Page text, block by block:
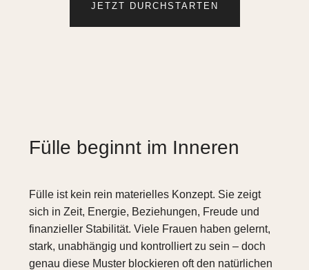
JETZT DURCHSTARTEN
Fülle beginnt im Inneren
Fülle ist kein rein materielles Konzept. Sie zeigt
sich in Zeit, Energie, Beziehungen, Freude und
finanzieller Stabilität. Viele Frauen haben gelernt,
stark, unabhängig und kontrolliert zu sein – doch
genau diese Muster blockieren oft den natürlichen